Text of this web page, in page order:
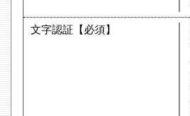
文字認証【必須】